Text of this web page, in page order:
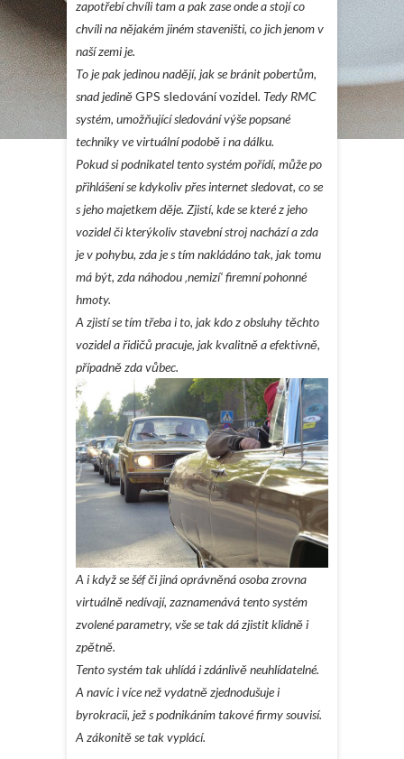
zapotřebí chvíli tam a pak zase onde a stojí co
chvíli na nějakém jiném staveništi, co jich jenom v
naší zemi je.
To je pak jedinou nadějí, jak se bránit pobertům,
snad jediněGPS sledování vozidel. Tedy RMC
systém, umožňující sledování výše popsané
techniky ve virtuální podobě i na dálku.
Pokud si podnikatel tento systém pořídí, může po
přihlášení se kdykoliv přes internet sledovat, co se
s jeho majetkem děje. Zjistí, kde se které z jeho
vozidel či kterýkoliv stavební stroj nachází a zda
je v pohybu, zda je s tím nakládáno tak, jak tomu
má být, zda náhodou ‚nemizí‘ firemní pohonné
hmoty.
A zjistí se tím třeba i to, jak kdo z obsluhy těchto
vozidel a řidičů pracuje, jak kvalitně a efektivně,
případně zda vůbec.
A i když se šéf či jiná oprávněná osoba zrovna
virtuálně nedívají, zaznamenává tento systém
zvolené parametry, vše se tak dá zjistit klidně i
zpětně.
Tento systém tak uhlídá i zdánlivě neuhlídatelné.
A navíc i více než vydatně zjednodušuje i
byrokracii, jež s podnikáním takové firmy souvisí.
A zákonitě se tak vyplácí.